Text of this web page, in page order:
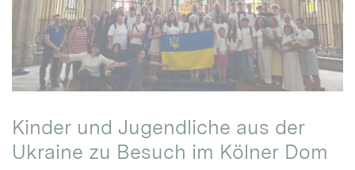
Kinder und Jugendliche aus der
Ukraine zu Besuch im Kölner Dom